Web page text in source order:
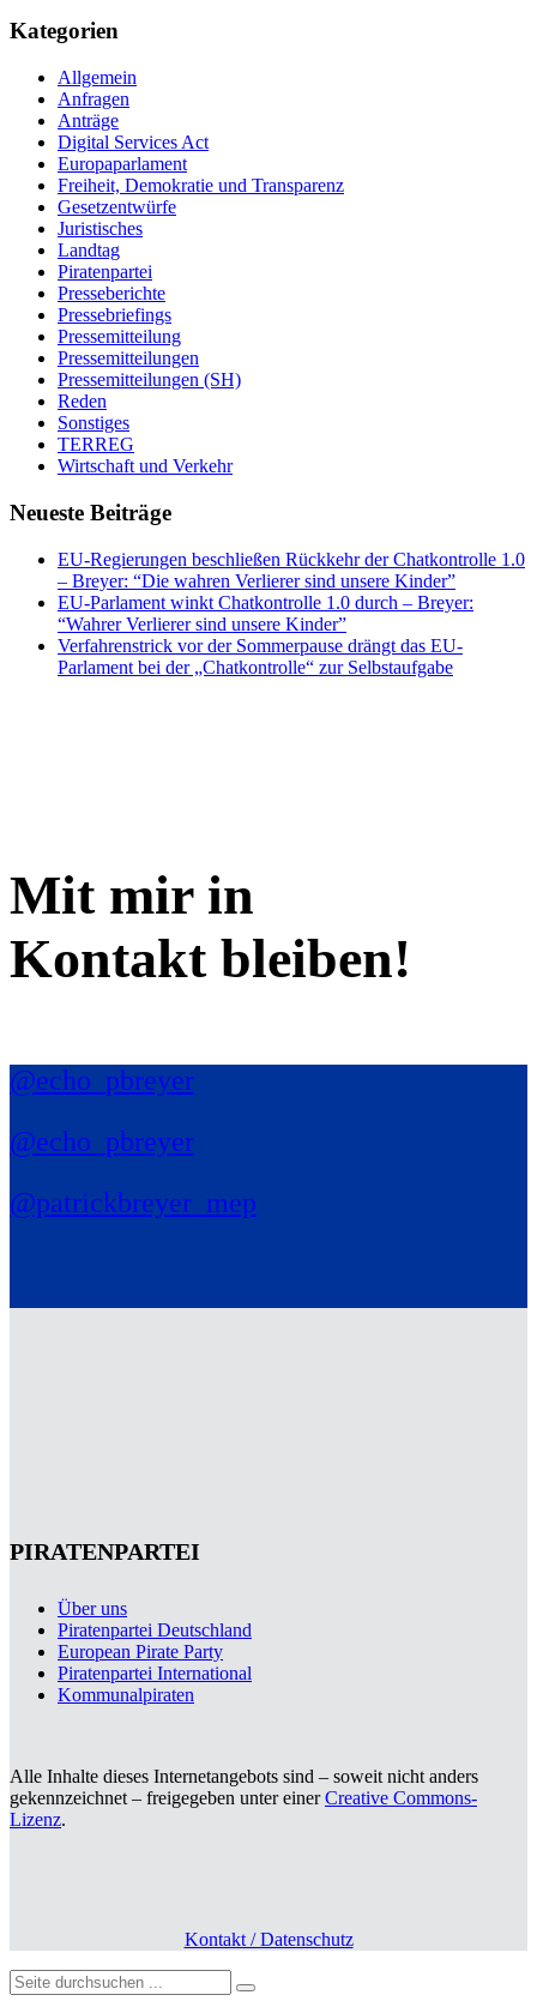
Kategorien
Allgemein
Anfragen
Anträge
Digital Services Act
Europaparlament
Freiheit, Demokratie und Transparenz
Gesetzentwürfe
Juristisches
Landtag
Piratenpartei
Presseberichte
Pressebriefings
Pressemitteilung
Pressemitteilungen
Pressemitteilungen (SH)
Reden
Sonstiges
TERREG
Wirtschaft und Verkehr
Neueste Beiträge
EU-Regierungen beschließen Rückkehr der Chatkontrolle 1.0
– Breyer: “Die wahren Verlierer sind unsere Kinder”
EU-Parlament winkt Chatkontrolle 1.0 durch – Breyer:
“Wahrer Verlierer sind unsere Kinder”
Verfahrenstrick vor der Sommerpause drängt das EU-
Parlament bei der „Chatkontrolle“ zur Selbstaufgabe
Mit mir in
Kontakt bleiben!
@echo_pbreyer
@echo_pbreyer
@patrickbreyer_mep
PIRATENPARTEI
Über uns
Piratenpartei Deutschland
European Pirate Party
Piratenpartei International
Kommunalpiraten
Alle Inhalte dieses Internetangebots sind – soweit nicht anders
gekennzeichnet – freigegeben unter einerCreative Commons-
Lizenz.
Kontakt / Datenschutz